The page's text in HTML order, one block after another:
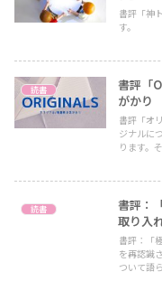
書評「神
す。
読書
書評「
がかり
書評「オ
ジナルに
ります。
読書
書評：
取り入
書評：「
を再認識
ついて語